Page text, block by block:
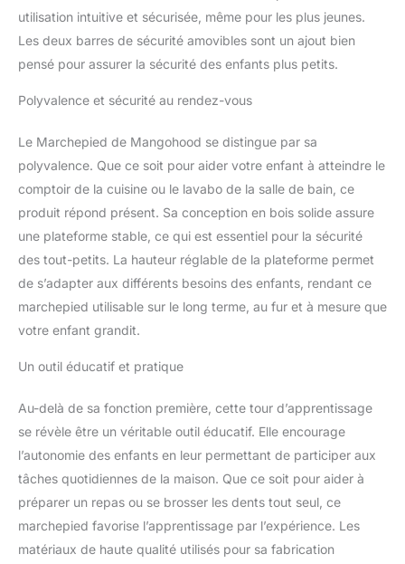
pour bébés n'adopte pas
de design creux, ce qui
sécurité de votre enfant.
pour enfants sont
également conçues avec
deux hauteurs réglables,
de sorte que vous
pouvez régler la hauteur
du tabouret pour enfant
pour les pédales d'évier
de cuisine selon vos
besoins. Favorise
à 4 ans comment se
laver les mains, se
brosser les dents,
cuisiner ou apprendre.
Vous pouvez utiliser la
tour de cuisine pour
tout-petits dans
plusieurs scénarios et il
utilisation intuitive et sécurisée, même pour les plus jeunes.
Les deux barres de sécurité amovibles sont un ajout bien
pensé pour assurer la sécurité des enfants plus petits.
Polyvalence et sécurité au rendez-vous
Le Marchepied de Mangohood se distingue par sa
polyvalence. Que ce soit pour aider votre enfant à atteindre le
comptoir de la cuisine ou le lavabo de la salle de bain, ce
produit répond présent. Sa conception en bois solide assure
une plateforme stable, ce qui est essentiel pour la sécurité
des tout-petits. La hauteur réglable de la plateforme permet
de s’adapter aux différents besoins des enfants, rendant ce
marchepied utilisable sur le long terme, au fur et à mesure que
votre enfant grandit.
Un outil éducatif et pratique
Au-delà de sa fonction première, cette tour d’apprentissage
se révèle être un véritable outil éducatif. Elle encourage
l’autonomie des enfants en leur permettant de participer aux
tâches quotidiennes de la maison. Que ce soit pour aider à
préparer un repas ou se brosser les dents tout seul, ce
marchepied favorise l’apprentissage par l’expérience. Les
matériaux de haute qualité utilisés pour sa fabrication